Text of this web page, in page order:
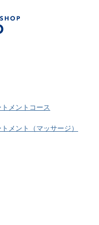
メントコース
メント（マッサージ）